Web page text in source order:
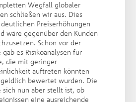
Wegfall globaler
schließen wir aus. Dies
Preiserhöhungen
wäre gegenüber den Kunden
Schon vor der
gab es Risikoanalysen für
die mit geringer
auftreten könnten
bewertet wurden. Die
sich nun aber stellt ist, ob
eine ausreichende